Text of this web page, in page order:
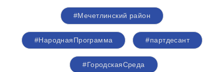
#Мечетлинский район
#НароднаяПрограмма #партдесант
#ГородскаяСреда